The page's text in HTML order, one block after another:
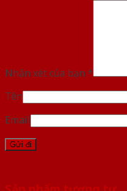
Nhận xét của bạn *
Tên
Email